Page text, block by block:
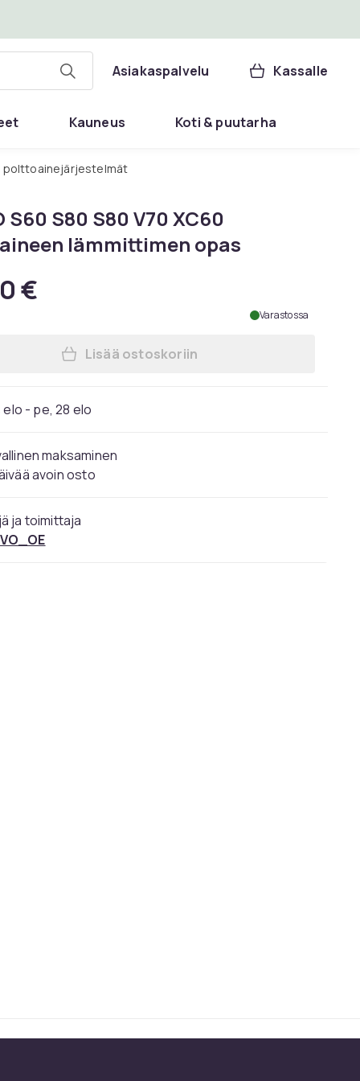
Asiakaspalvelu Kassalle
Kauneus Koti & puutarha
polttoainejärjestelmät
S60 S80 S80 V70 XC60
lämmittimen opas
€
Varastossa
Lisää VOLVO S60 S80 S80 V70
Lisää ostoskoriin
elo - pe, 28 elo
maksaminen
avoin osto
ja toimittaja